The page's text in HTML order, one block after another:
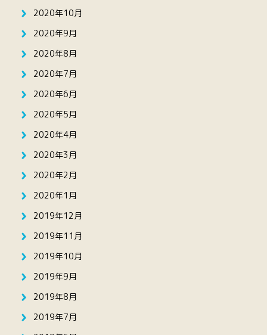
2020年10月
2020年9月
2020年8月
2020年7月
2020年6月
2020年5月
2020年4月
2020年3月
2020年2月
2020年1月
2019年12月
2019年11月
2019年10月
2019年9月
2019年8月
2019年7月